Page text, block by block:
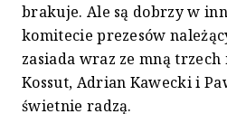
brakuje. Ale są dobrzy w
komitecie prezesów
zasiada wraz ze mną trzech
Kossut, Adrian Kawecki i
świetnie radzą.